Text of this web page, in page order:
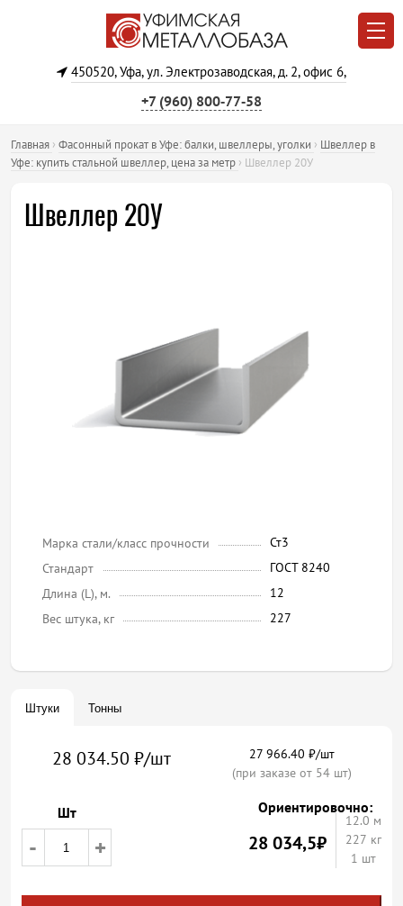
450520, Уфа, ул. Электрозаводская, д. 2, офис 6,
+7 (960) 800‐77‐58
Главная › Фасонный прокат в Уфе: балки, швеллеры, уголки › Швеллер в
Уфе: купить стальной швеллер, цена за метр › Швеллер 20У
Швеллер 20У
Марка стали/класс прочности
Ст3
Стандарт
ГОСТ 8240
Длина (L), м.
12
Вес штука, кг
227
Штуки Тонны
28 034.50 ₽/шт
27 966.40 ₽/шт
(при заказе от 54 шт)
Шт
- +
Ориентировочно:
28 034,5₽
12.0 м
227 кг
1 шт